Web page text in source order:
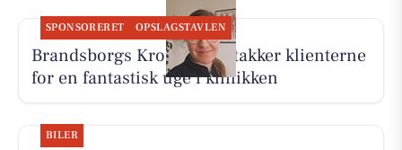
SPONSORERET OPSLAGSTAVLEN
Brandsborgs Kropsterapi takker klienterne
for en fantastisk uge i klinikken
BILER